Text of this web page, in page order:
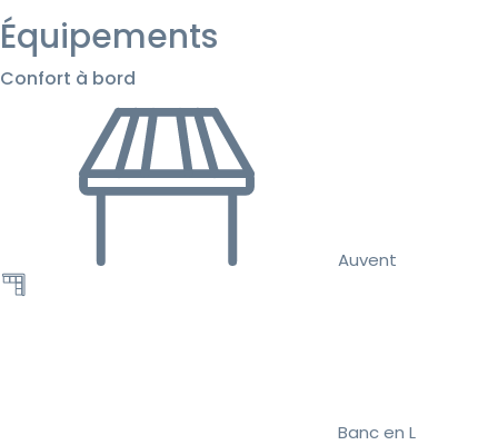
Équipements
Confort à bord
Auvent
Banc en L